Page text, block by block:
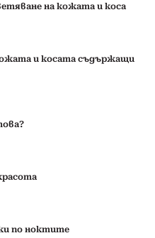
на кожата и коса
и косата съдържащи
по ноктите